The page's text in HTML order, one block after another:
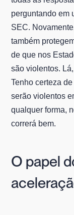
perguntando em
SEC.
também
de que nos
são violentos.
Tenho certeza
serão violentos
qualquer forma,
correrá bem.
O papel